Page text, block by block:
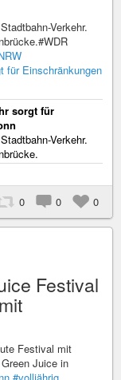
Verkehr.
für Einschränkungen
sorgt für
Verkehr.
0 0 0
Festival
Festival mit
Juice in